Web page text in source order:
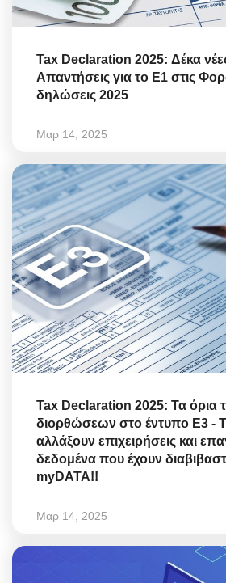
Tax Declaration 2025: Δέκα
Απαντήσεις για το Ε1 στις
δηλώσεις 2025
Μαρ 14, 2025
Tax Declaration 2025: Τα όρια
διορθώσεων στο έντυπο Ε3 -
αλλάξουν επιχειρήσεις και
δεδομένα που έχουν
myDATA!!
Μαρ 14, 2025